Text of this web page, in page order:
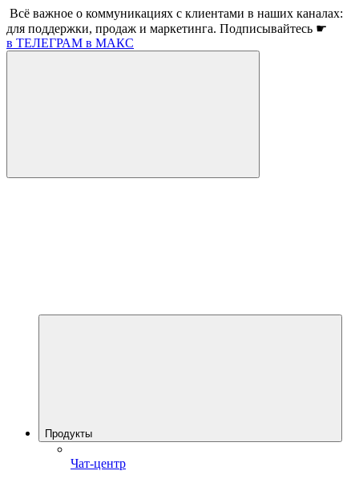
Всё важное о коммуникациях с клиентами в наших каналах:
для поддержки, продаж и маркетинга. Подписывайтесь ☛
в ТЕЛЕГРАМ в МАКС
Продукты
Чат-центр